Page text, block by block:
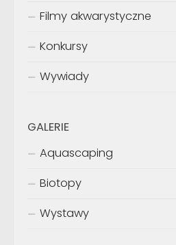
Filmy akwarystyczne
Konkursy
Wywiady
GALERIE
Aquascaping
Biotopy
Wystawy